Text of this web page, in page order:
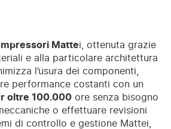
Mattei, ottenuta grazie
e alla particolare architettura
l’usura dei componenti,
performance costanti con un
oltre 100.000 ore senza bisogno
o effettuare revisioni
di controllo e gestione Mattei,